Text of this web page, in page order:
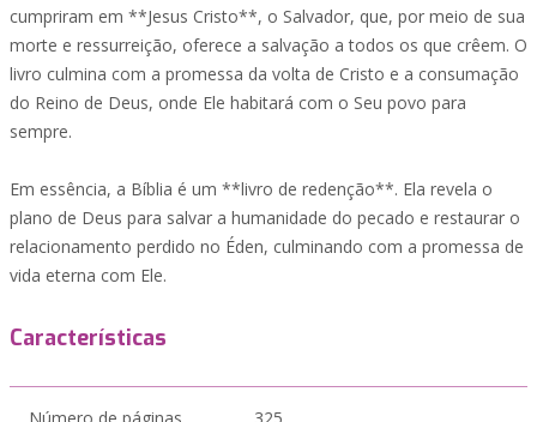
cumpriram em **Jesus Cristo**, o Salvador, que, por meio de sua
morte e ressurreição, oferece a salvação a todos os que crêem. O
livro culmina com a promessa da volta de Cristo e a consumação
do Reino de Deus, onde Ele habitará com o Seu povo para
sempre.
Em essência, a Bíblia é um **livro de redenção**. Ela revela o
plano de Deus para salvar a humanidade do pecado e restaurar o
relacionamento perdido no Éden, culminando com a promessa de
vida eterna com Ele.
Características